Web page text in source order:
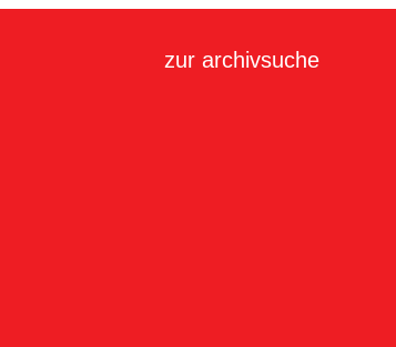
zur archivsuche